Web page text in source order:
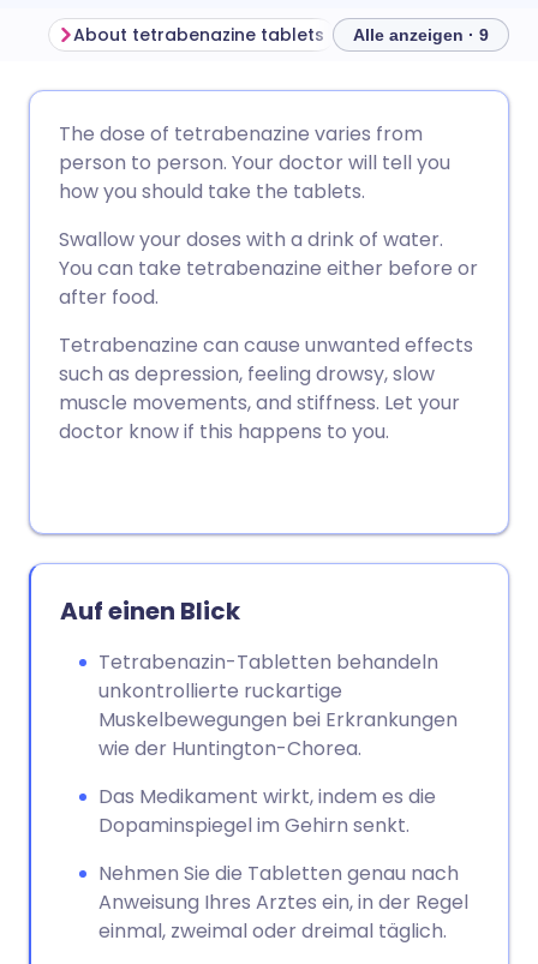
Teilen über Facebook
Teilen über LinkedIn
Teilen über WhatsApp
🇩🇪 Deutsch
🇪🇸 Español 🇫🇷 Français
🇮🇹 Italiano 🇵🇹
🇸🇦 عربي 🇸🇪 Svenska
About tetrabenazine tablets Alle anzeigen · 9
The dose of tetrabenazine varies from
person to person. Your doctor will tell you
how you should take the tablets.
Swallow your doses with a drink of water.
You can take tetrabenazine either before or
after food.
Tetrabenazine can cause unwanted effects
such as depression, feeling drowsy, slow
muscle movements, and stiffness. Let your
doctor know if this happens to you.
Auf einen Blick
Tetrabenazin-Tabletten behandeln
unkontrollierte ruckartige
Muskelbewegungen bei Erkrankungen
wie der Huntington-Chorea.
Das Medikament wirkt, indem es die
Dopaminspiegel im Gehirn senkt.
Nehmen Sie die Tabletten genau nach
Anweisung Ihres Arztes ein, in der Regel
einmal, zweimal oder dreimal täglich.